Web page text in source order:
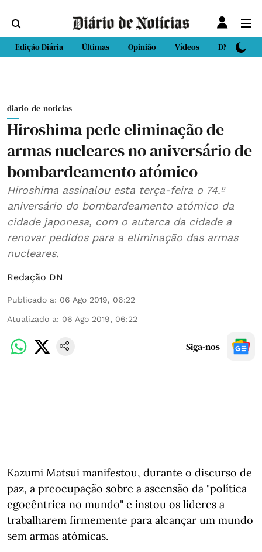
Edição Diária Últimas Opinião Vídeos DN Sport
diario-de-noticias
Hiroshima pede eliminação de
armas nucleares no aniversário de
bombardeamento atómico
Hiroshima assinalou esta terça-feira o 74.º
aniversário do bombardeamento atómico da
cidade japonesa, com o autarca da cidade a
renovar pedidos para a eliminação das armas
nucleares.
Redação DN
Publicado a: 06 Ago 2019, 06:22
Atualizado a: 06 Ago 2019, 06:22
Siga-nos
Kazumi Matsui manifestou, durante o discurso de
paz, a preocupação sobre a ascensão da "política
egocêntrica no mundo" e instou os líderes a
trabalharem firmemente para alcançar um mundo
sem armas atómicas.